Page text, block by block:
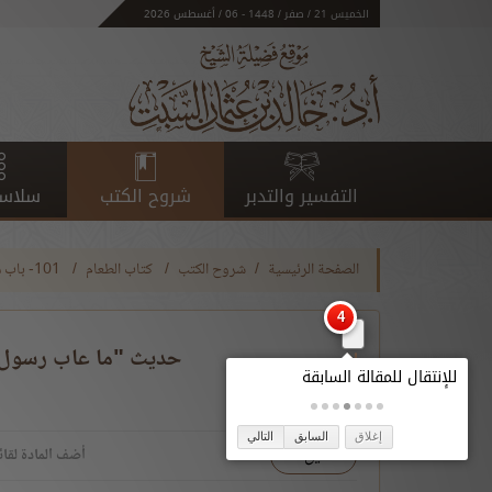
الخميس 21 / صفر / 1448 - 06 / أغسطس 2026
التفسير والتدبر شروح الكتب
الصفحة الرئيسية شروح الكتب كتاب الطعام
حديث "ما عاب رسول
تحميل أضف المادة
إغلاق السابق التالي